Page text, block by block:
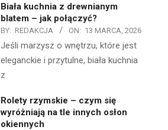
Biała kuchnia z drewnianym
blatem – jak połączyć?
BY: REDAKCJA ON: 13 MARCA, 2026
Jeśli marzysz o wnętrzu, które jest
eleganckie i przytulne, biała kuchnia
z
Rolety rzymskie – czym się
wyróżniają na tle innych osłon
okiennych